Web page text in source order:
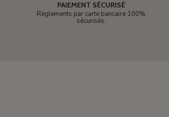
PAIEMENT SÉCURISÉ
Règlements par carte bancaire 100%
sécurisés.